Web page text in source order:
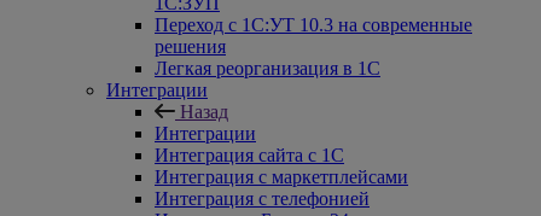
Переход с 1С:УТ 10.3 на современные
решения
Легкая реорганизация в 1С
Интеграции
Назад
Интеграции
Интеграция сайта с 1С
Интеграция с маркетплейсами
Интеграция с телефонией